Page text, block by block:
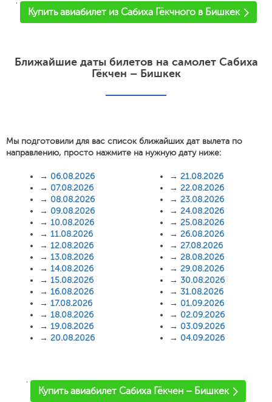
'
Купить авиабилет из Сабиха Гёкчного в Бишкек
Ближайшие даты билетов на самолет Сабиха
Гёкчен – Бишкек
Мы подготовили для вас список ближайших дат вылета по
направлению, просто нажмите на нужную дату ниже:
→ 06.08.2026
→ 07.08.2026
→ 08.08.2026
→ 09.08.2026
→ 10.08.2026
→ 11.08.2026
→ 12.08.2026
→ 13.08.2026
→ 14.08.2026
→ 15.08.2026
→ 16.08.2026
→ 17.08.2026
→ 18.08.2026
→ 19.08.2026
→ 20.08.2026
→ 21.08.2026
→ 22.08.2026
→ 23.08.2026
→ 24.08.2026
→ 25.08.2026
→ 26.08.2026
→ 27.08.2026
→ 28.08.2026
→ 29.08.2026
→ 30.08.2026
→ 31.08.2026
→ 01.09.2026
→ 02.09.2026
→ 03.09.2026
→ 04.09.2026
'
Купить авиабилет Сабиха Гёкчен – Бишкек